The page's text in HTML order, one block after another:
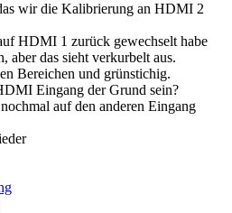
wir die Kalibrierung an HDMI 2
HDMI 1 zurück gewechselt habe
aber das sieht verkurbelt aus.
Bereichen und grünstichig.
Eingang der Grund sein?
auf den anderen Eingang